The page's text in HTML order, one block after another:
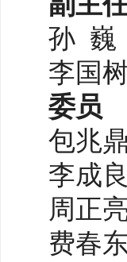
孙 巍
李国
委员
包兆鼎
李成良
周正
费春